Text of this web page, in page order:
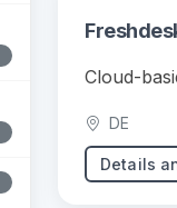
Cloud-
DE
Details